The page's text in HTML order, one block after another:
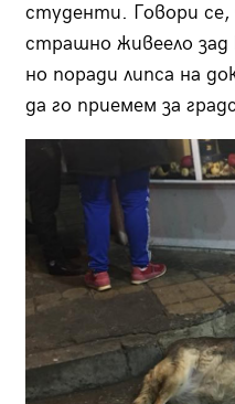
студенти. Говори
страшно живеело зад
но поради липса на
да го приемем за